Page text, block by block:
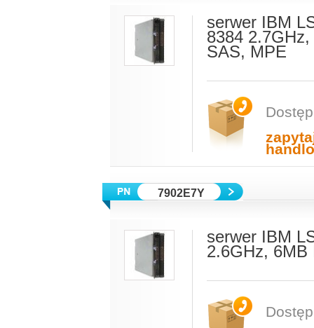
serwer IBM
8384
SAS, MPE
7902E7Y
serwer IBM
2.6GHz,